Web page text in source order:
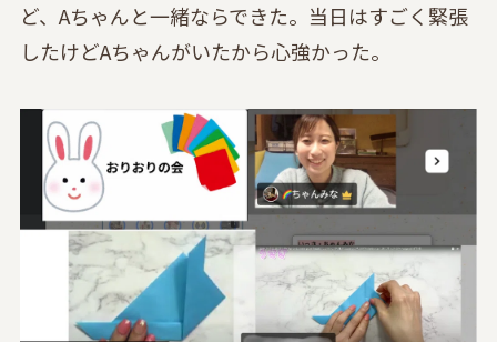
ど、Aちゃんと一緒ならできた。当日はすごく緊張
したけどAちゃんがいたから心強かった。